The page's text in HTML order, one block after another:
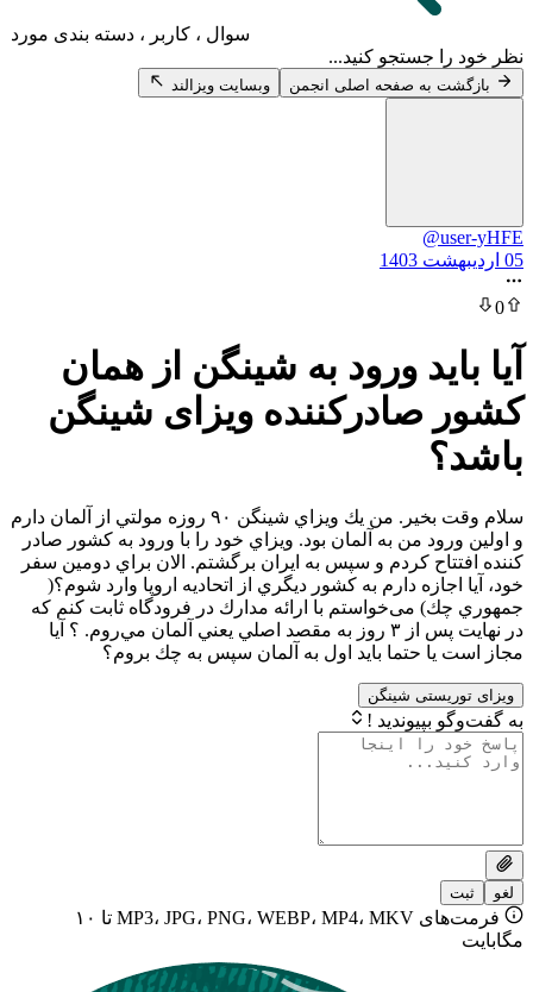
سوال ، کاربر ، دسته بندی مورد
جستجو کنید...
به صفحه اصلی انجمن وبسایت ویزالند
ورود به شینگن از همان
صادرکننده ويزای شينگن
سلام وقت بخير. من يك ويزاي شينگن ٩٠ روزه مولتي از آلمان دارم
من به آلمان بود. ويزاي خود را با ورود به كشور صادر
كردم و سپس به ايران برگشتم. الان براي دومين سفر
دارم به كشور ديگري از اتحادیه اروپا وارد شوم؟(
می‌خواستم با ارائه مدارك در فرودگاه ثابت كنم كه
در نهايت پس از ٣ روز به مقصد اصلي يعني آلمان مي‌روم. ؟ آيا
حتما بايد اول به آلمان سپس به چك بروم؟
شینگن
!
فرمت‌های MP3، JPG، PNG، WEBP، MP4، MKV تا ۱۰